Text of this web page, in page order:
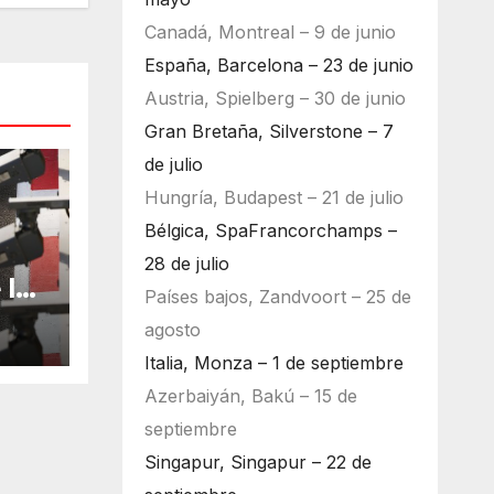
la
Canadá, Montreal – 9 de junio
España, Barcelona – 23 de junio
Austria, Spielberg – 30 de junio
Gran Bretaña, Silverstone – 7
de julio
Hungría, Budapest – 21 de julio
Bélgica, SpaFrancorchamps –
28 de julio
Países bajos, Zandvoort – 25 de
agosto
Italia, Monza – 1 de septiembre
Azerbaiyán, Bakú – 15 de
septiembre
Singapur, Singapur – 22 de